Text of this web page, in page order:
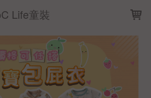
Life童裝
藍 黃
恐龍